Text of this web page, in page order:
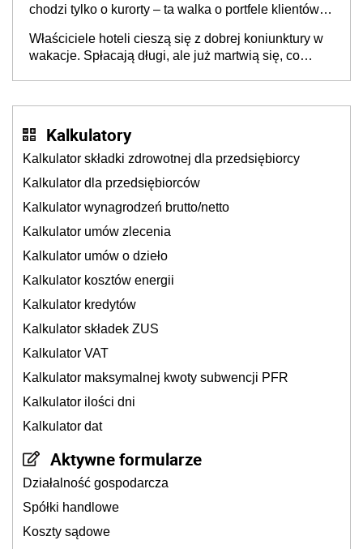
chodzi tylko o kurorty – ta walka o portfele klientów
cichu
Właściciele hoteli cieszą się z dobrej koniunktury w
wakacje. Spłacają długi, ale już martwią się, co
Kalkulatory
Kalkulator składki zdrowotnej dla przedsiębiorcy
Kalkulator dla przedsiębiorców
Kalkulator wynagrodzeń brutto/netto
Kalkulator umów zlecenia
Kalkulator umów o dzieło
Kalkulator kosztów energii
Kalkulator kredytów
Kalkulator składek ZUS
Kalkulator VAT
Kalkulator maksymalnej kwoty subwencji PFR
Kalkulator ilości dni
Kalkulator dat
Aktywne formularze
Działalność gospodarcza
Spółki handlowe
Koszty sądowe